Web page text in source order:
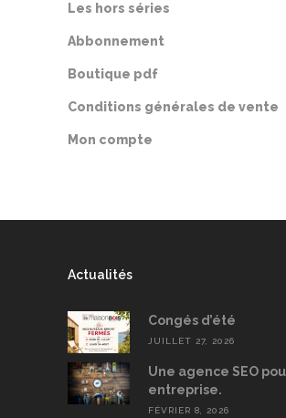
Les hors séries
Abbonnement
Boutique pdf
Conditions générales de vente
Mon compte
Actualités
Congés d’été
JUILLET 27, 2026
Une agence SEO
entreprise.
FÉVRIER 8, 2026